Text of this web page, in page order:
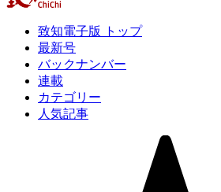
致知電子版 トップ
最新号
バックナンバー
連載
カテゴリー
人気記事